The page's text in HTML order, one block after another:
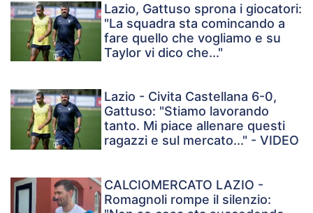
Lazio, Gattuso sprona i giocatori:
"La squadra sta comincando a
fare quello che vogliamo e su
Taylor vi dico che..."
Lazio - Civita Castellana 6-0,
Gattuso: "Stiamo lavorando
tanto. Mi piace allenare questi
ragazzi e sul mercato..." - VIDEO
CALCIOMERCATO LAZIO -
Romagnoli rompe il silenzio: